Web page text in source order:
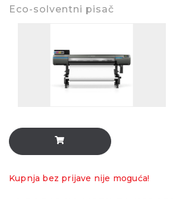
Eco-solventni pisač
Kupnja bez prijave nije moguća!